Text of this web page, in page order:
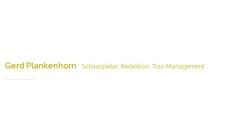
Gerd Plankenhorn Schauspieler, Redaktion, Tour-Management